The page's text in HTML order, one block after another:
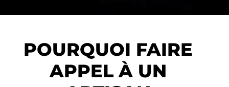
POURQUOI FAIRE
APPEL À UN